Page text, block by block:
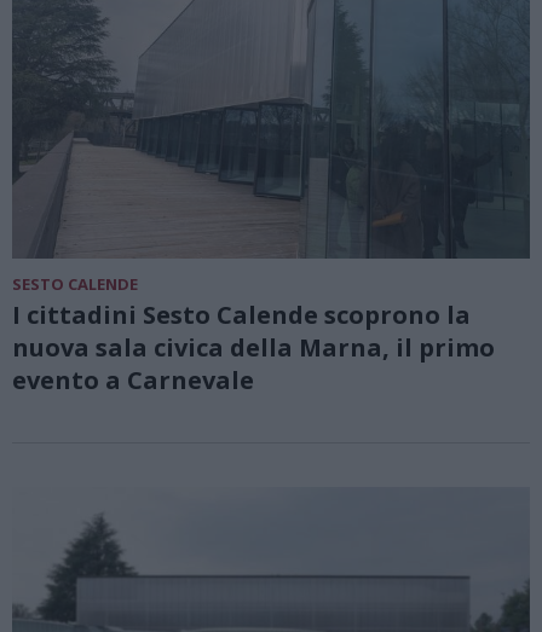
SESTO CALENDE
I cittadini Sesto Calende scoprono la
nuova sala civica della Marna, il primo
evento a Carnevale